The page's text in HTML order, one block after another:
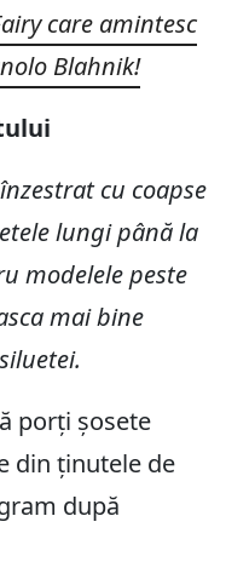
care amintesc
Blahnik!
cu coapse
lungi până la
modelele peste
mai bine
porți șosete
din ținutele de
după